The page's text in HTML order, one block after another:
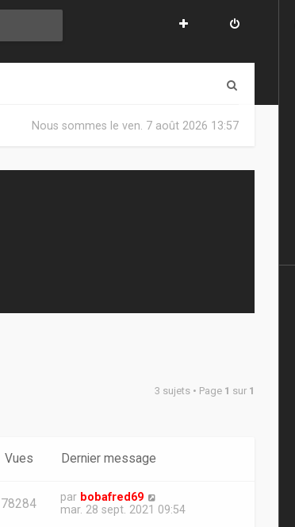
Nous sommes le ven. 7 août 2026 13:57
3 sujets • Page 1 sur 1
Vues Dernier message
78284 par bobafred69
mar. 28 sept. 2021 09:54